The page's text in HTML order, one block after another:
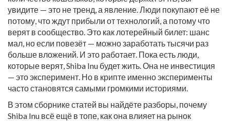
увидите — это не тренд, а явление. Люди покупают её не
потому, что ждут прибыли от технологий, а потому что
верят в сообщество. Это как лотерейный билет: шанс
мал, но если повезёт — можно заработать тысячи раз
больше вложений. И это работает. Пока есть люди,
которые верят, Shiba Inu будет жить. Она не инвестиция
— это эксперимент. Но в крипте именно эксперименты
часто становятся самыми громкими историями.
В этом сборнике статей вы найдёте разборы, почему
Shiba Inu всё ещё в топе, как она влияет на рынок